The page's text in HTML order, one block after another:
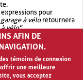
pour
garage à véloretournera
vélo".
OR.garage OR vélo
garage à vélo
AFIN DE
témoins de connexion
une meilleure
vous acceptez